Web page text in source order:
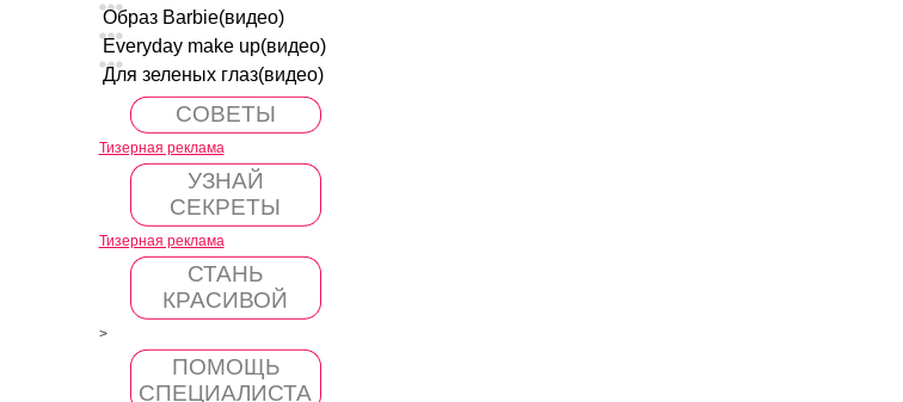
Образ Barbie(видео)
Everyday make up(видео)
Для зеленых глаз(видео)
СОВЕТЫ
Тизерная реклама
УЗНАЙ
СЕКРЕТЫ
Тизерная реклама
СТАНЬ
КРАСИВОЙ
>
ПОМОЩЬ
СПЕЦИАЛИСТА